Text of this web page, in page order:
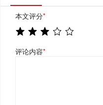
本文评分*
评论内容*